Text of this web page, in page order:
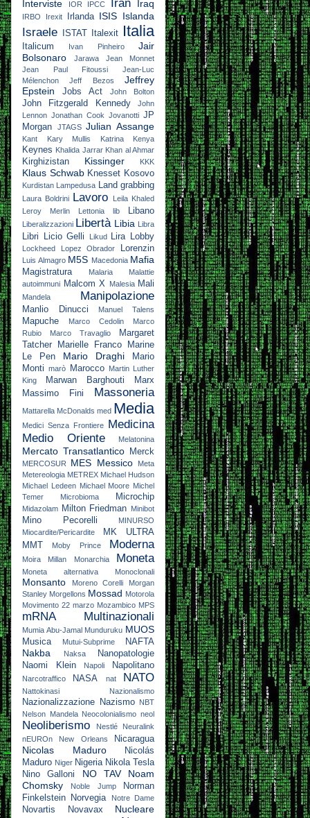
Interviste IOR IPCC Iran Iraq
IRBO Irexit Irlanda ISIS Islanda
Israele ISTAT Italexit Italia
Italicum Ivan Pinheiro
Jair
Bolsonaro
Jarawa
Jean Monnet
Jean Paul Fitoussi
Jean-Luc
Mélenchon
Jeff Bezos
Jeffrey
Epstein
Jobs Act John Bolton
John Fitzgerald Kennedy
John
Lennon Jonathan Cook Jovanotti JP
Morgan
JTAGS Julian Assange
Kant Kary Mullis Katrina Kenya
Keynes Khalida Jarrar Khan al Ahmar
Kirghizistan Kissinger KKK
Klaus Schwab Knesset Kosovo
Kurdistan Lampedusa Land grabbing
Laura Boldrini Lavoro
Leila Khaled
Leroy Merlin
Lettonia lib Libano
Liberalizzazioni Libertà Libia Libra
Libri Licio Gelli Likud Lira Lobby
Lockheed Lopez Obrador Lorenzin
Luis Almagro M5S Macedonia Mafia
Magistratura Malaria
Malattie
autoimmuni Malcom X Malesia Mali
Mandela Manipolazione
Manlio Dinucci Manuel Talens
Mapuche Marco Cedolin
Marco
Rubio
Marco Travaglio
Margaret
Tatcher
Marielle Franco
Marine
Le Pen
Mario Draghi
Mario
Monti
marò Marocco
Martin Luther
King
Marwan Barghouti
Marx
Massimo Fini
Massoneria
Mattarella McDonalds med Media
Medici Senza Frontiere Medicina
Medio Oriente
Melatonina
Mercato Transatlantico Merck
MERCOSUR MES Messico
Meta
Metereologia METREX Michael Hudson
Michael Ledeen Michael Moore Michel
Temer
Microbioma Microchip
Midazolam Milton Friedman Minibot
Mino Pecorelli
MINURSO
Miocardite/Pericardite
MK ULTRA
MMT
Moby Prince Moderna
Moira Millan Monarchia Moneta
Moneta alternativa Monoclonali
Monsanto Moreno Corelli
Morgan
Stanley Morgellons Mossad Motorola
Movimento 22 marzo Mozambico MPS
mRNA Multinazionali
Mumia Abu-Jamal Munduruku MUOS
Musica Mutui-Subprime NAFTA
Nakba Naksa
Nanopatologie
Naomi Klein
Napoli Napolitano
Narcotraffico NASA nat NATO
Nattokinasi Nazionalismo
Nazionalizzazione Nazismo
NBT
Nelson Mandela Neocolonialismo neol
Neoliberismo Nestlé
Neuralink
nEUROn
New Orleans Nicaragua
Nicolas Maduro
Nicolás
Maduro Niger Nigeria Nikola Tesla
Nino Galloni
NO TAV
Noam
Chomsky
Noble Jump
Norman
Finkelstein
Norvegia Notre Dame
Novartis Novavax Nucleare